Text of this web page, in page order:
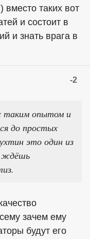
таких вот
и состоит в
и знать врага в
-2
таким опытом и
до простых
это один из
ждёшь
зачем ему
будут его